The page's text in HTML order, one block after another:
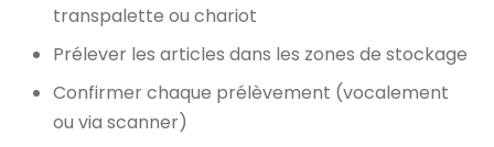
transpalette ou chariot
Prélever les articles dans les zones de stockage
Confirmer chaque prélèvement (vocalement
ou via scanner)